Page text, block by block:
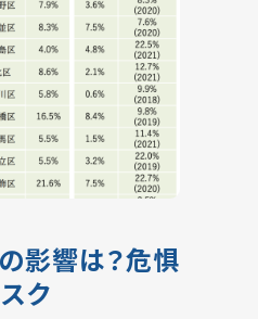
影響は？危惧
ク